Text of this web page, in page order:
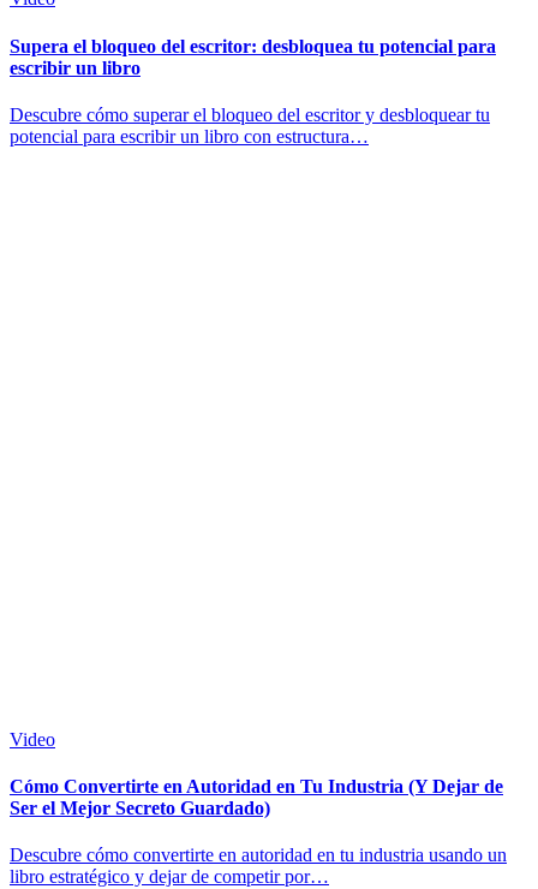
Supera el bloqueo del escritor: desbloquea tu potencial para
escribir un libro
Descubre cómo superar el bloqueo del escritor y desbloquear tu
potencial para escribir un libro con estructura…
Video
Cómo Convertirte en Autoridad en Tu Industria (Y Dejar de
Ser el Mejor Secreto Guardado)
Descubre cómo convertirte en autoridad en tu industria usando un
libro estratégico y dejar de competir por…